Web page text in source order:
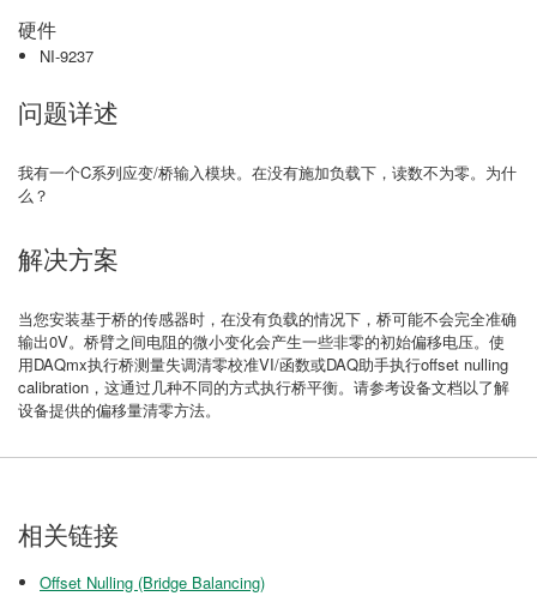
硬件
NI-9237
问题详述
我有一个C系列应变/桥输入模块。在没有施加负载下，读数不为零。为什
么？
解决方案
当您安装基于桥的传感器时，在没有负载的情况下，桥可能不会完全准确
输出0V。桥臂之间电阻的微小变化会产生一些非零的初始偏移电压。使
用DAQmx执行桥测量失调清零校准VI/函数或DAQ助手执行offset nulling
calibration，这通过几种不同的方式执行桥平衡。请参考设备文档以了解
设备提供的偏移量清零方法。
相关链接
Offset Nulling (Bridge Balancing)